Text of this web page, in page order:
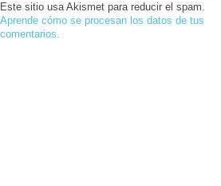
Este sitio usa Akismet para reducir el spam.
Aprende cómo se procesan los datos de tus
comentarios.